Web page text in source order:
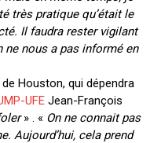
très pratique qu’était le
Il faudra rester vigilant
nous a pas informé en
Houston, qui dépendra
UFE Jean-François
» . « On ne connait pas
Aujourd’hui, cela prend